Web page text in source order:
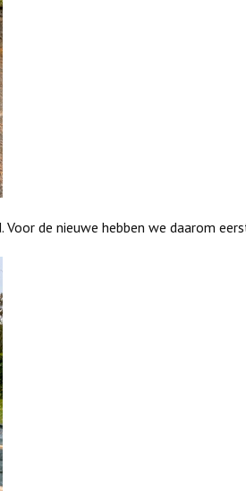
de nieuwe hebben we daarom